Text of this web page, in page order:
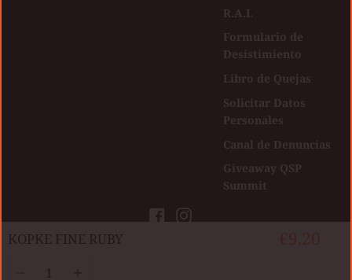
​KOPKE FINE RUBY
R.A.L
Formulario de
Desistimiento
Libro de Quejas
Solicitar Datos
Personales
Canal de Denuncias
Giveaway QSP
Summit
FacebookInstagram